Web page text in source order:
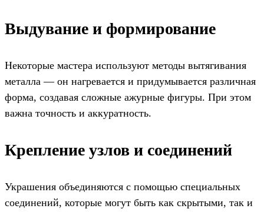
Выдувание и формирование
Некоторые мастера используют методы вытягивания
металла — он нагревается и придумывается различная
форма, создавая сложные ажурные фигуры. При этом
важна точность и аккуратность.
Крепление узлов и соединений
Украшения объединяются с помощью специальных
соединений, которые могут быть как скрытыми, так и